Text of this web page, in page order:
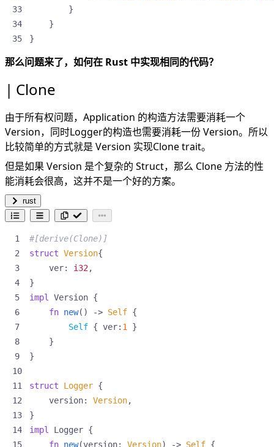
}
}
}
那么问题来了，如何在 Rust 中实现相同的代码？
Clone
由于所有权问题，Application 的构造方法需要消耗一个
Version，同时Logger的构造也需要消耗一份 Version。所以
比较简单的方式就是 Version 实现Clone trait。
但是如果 Version 是个复杂的 Struct，那么 Clone 方法的性
能消耗会很高，这并不是一个好的方案。
rust
#[derive(Clone)]
struct Version{
ver: i32,
}
impl Version {
fn new() -> Self {
Self { ver: 1 }
}
}
struct Logger {
version: Version,
}
impl
Logger {
fn new(version: Version) -> Self {